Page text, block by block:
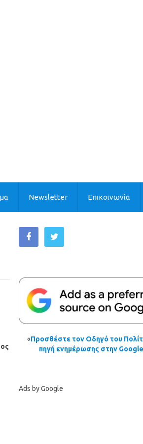
Newsletter Επικοινωνία
«Προσθέστε τον Οδηγό του
πηγή ενημέρωσης στην Google
Ads by Google